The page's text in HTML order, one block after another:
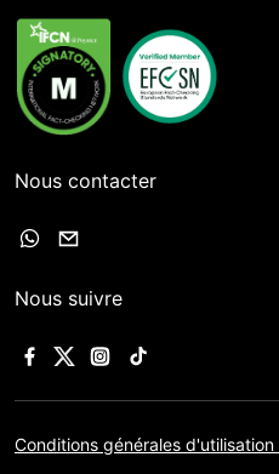
Nous contacter
Nous suivre
Conditions générales d'utilisation